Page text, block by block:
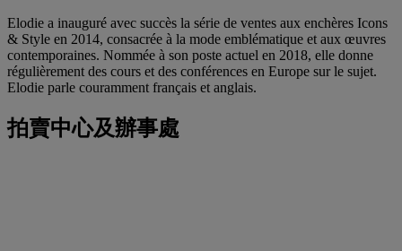
Elodie a inauguré avec succès la série de ventes aux enchères Icons
& Style en 2014, consacrée à la mode emblématique et aux œuvres
contemporaines. Nommée à son poste actuel en 2018, elle donne
régulièrement des cours et des conférences en Europe sur le sujet.
Elodie parle couramment français et anglais.
拍賣中心及辦事處